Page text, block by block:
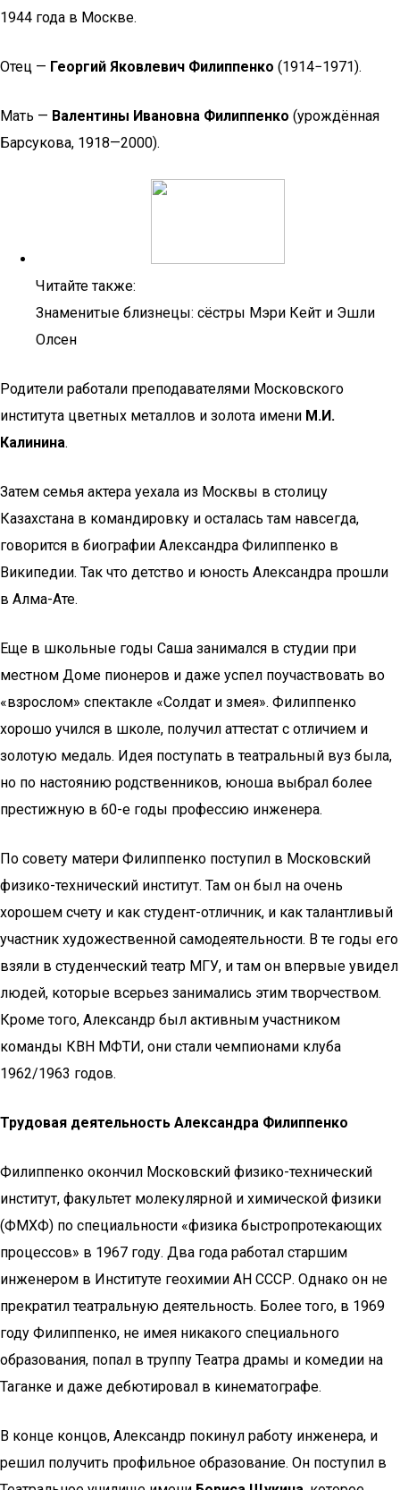
1944 года в Москве.
Отец — Георгий Яковлевич Филиппенко (1914−1971).
Мать — Валентины Ивановна Филиппенко (урождённая
Барсукова, 1918—2000).
Читайте также:
Знаменитые близнецы: сёстры Мэри Кейт и Эшли
Олсен
Родители работали преподавателями Московского
института цветных металлов и золота имени М.И.
Калинина.
Затем семья актера уехала из Москвы в столицу
Казахстана в командировку и осталась там навсегда,
говорится в биографии Александра Филиппенко в
Википедии. Так что детство и юность Александра прошли
в Алма-Ате.
Еще в школьные годы Саша занимался в студии при
местном Доме пионеров и даже успел поучаствовать во
«взрослом» спектакле «Солдат и змея». Филиппенко
хорошо учился в школе, получил аттестат с отличием и
золотую медаль. Идея поступать в театральный вуз была,
но по настоянию родственников, юноша выбрал более
престижную в 60-е годы профессию инженера.
По совету матери Филиппенко поступил в Московский
физико-технический институт. Там он был на очень
хорошем счету и как студент-отличник, и как талантливый
участник художественной самодеятельности. В те годы его
взяли в студенческий театр МГУ, и там он впервые увидел
людей, которые всерьез занимались этим творчеством.
Кроме того, Александр был активным участником
команды КВН МФТИ, они стали чемпионами клуба
1962/1963 годов.
Трудовая деятельность Александра Филиппенко
Филиппенко окончил Московский физико-технический
институт, факультет молекулярной и химической физики
(ФМХФ) по специальности «физика быстропротекающих
процессов» в 1967 году. Два года работал старшим
инженером в Институте геохимии АН СССР. Однако он не
прекратил театральную деятельность. Более того, в 1969
году Филиппенко, не имея никакого специального
образования, попал в труппу Театра драмы и комедии на
Таганке и даже дебютировал в кинематографе.
В конце концов, Александр покинул работу инженера, и
решил получить профильное образование. Он поступил в